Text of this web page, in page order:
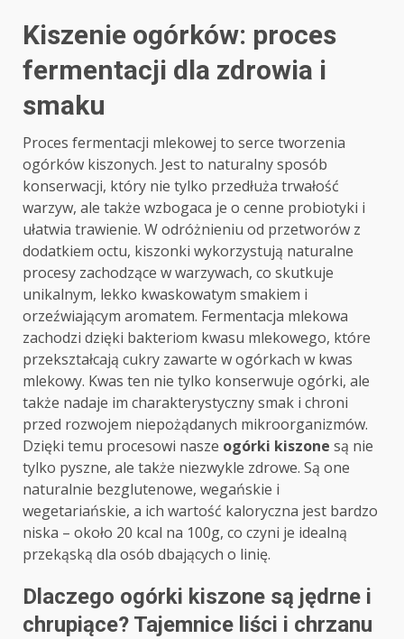
Kiszenie ogórków: proces
fermentacji dla zdrowia i
smaku
Proces fermentacji mlekowej to serce tworzenia
ogórków kiszonych. Jest to naturalny sposób
konserwacji, który nie tylko przedłuża trwałość
warzyw, ale także wzbogaca je o cenne probiotyki i
ułatwia trawienie. W odróżnieniu od przetworów z
dodatkiem octu, kiszonki wykorzystują naturalne
procesy zachodzące w warzywach, co skutkuje
unikalnym, lekko kwaskowatym smakiem i
orzeźwiającym aromatem. Fermentacja mlekowa
zachodzi dzięki bakteriom kwasu mlekowego, które
przekształcają cukry zawarte w ogórkach w kwas
mlekowy. Kwas ten nie tylko konserwuje ogórki, ale
także nadaje im charakterystyczny smak i chroni
przed rozwojem niepożądanych mikroorganizmów.
Dzięki temu procesowi nasze ogórki kiszone są nie
tylko pyszne, ale także niezwykle zdrowe. Są one
naturalnie bezglutenowe, wegańskie i
wegetariańskie, a ich wartość kaloryczna jest bardzo
niska – około 20 kcal na 100g, co czyni je idealną
przekąską dla osób dbających o linię.
Dlaczego ogórki kiszone są jędrne i
chrupiące? Tajemnice liści i chrzanu